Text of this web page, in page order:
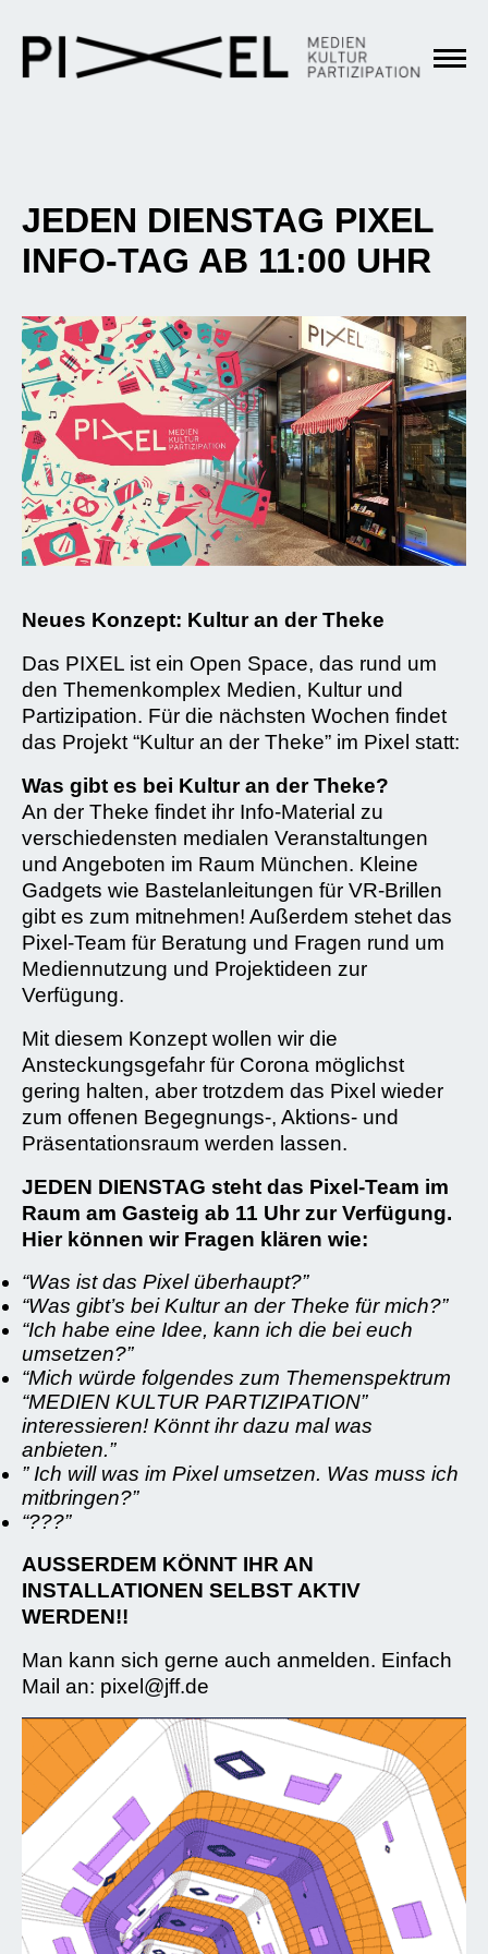
JEDEN DIENSTAG PIXEL
INFO-TAG AB 11:00 UHR
Neues Konzept: Kultur an der Theke
Das PIXEL ist ein Open Space, das rund um
den Themenkomplex Medien, Kultur und
Partizipation. Für die nächsten Wochen findet
das Projekt “Kultur an der Theke” im Pixel statt:
Was gibt es bei Kultur an der Theke?
An der Theke findet ihr Info-Material zu
verschiedensten medialen Veranstaltungen
und Angeboten im Raum München. Kleine
Gadgets wie Bastelanleitungen für VR-Brillen
gibt es zum mitnehmen! Außerdem stehet das
Pixel-Team für Beratung und Fragen rund um
Mediennutzung und Projektideen zur
Verfügung.
Mit diesem Konzept wollen wir die
Ansteckungsgefahr für Corona möglichst
gering halten, aber trotzdem das Pixel wieder
zum offenen Begegnungs-, Aktions- und
Präsentationsraum werden lassen.
JEDEN DIENSTAG steht das Pixel-Team im
Raum am Gasteig ab 11 Uhr zur Verfügung.
Hier können wir Fragen klären wie:
“Was ist das Pixel überhaupt?”
“Was gibt’s bei Kultur an der Theke für mich?”
“Ich habe eine Idee, kann ich die bei euch
umsetzen?”
“Mich würde folgendes zum Themenspektrum
“MEDIEN KULTUR PARTIZIPATION”
interessieren! Könnt ihr dazu mal was
anbieten.”
” Ich will was im Pixel umsetzen. Was muss ich
mitbringen?”
“???”
AUSSERDEM KÖNNT IHR AN
INSTALLATIONEN SELBST AKTIV
WERDEN!!
Man kann sich gerne auch anmelden. Einfach
Mail an: pixel@jff.de